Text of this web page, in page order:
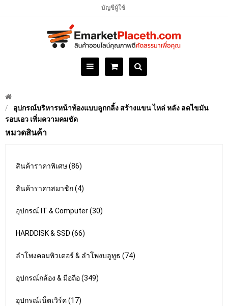
บัญชีผู้ใช้
อุปกรณ์บริหารหน้าท้องแบบลูกกลิ้ง สร้างแขน ไหล่ หลัง ลดไขมัน
รอบเอว เพิ่มความคมชัด
หมวดสินค้า
สินค้าราคาพิเศษ (86)
สินค้าราคาสมาชิก (4)
อุปกรณ์ IT & Computer (30)
HARDDISK & SSD (66)
ลำโพงคอมพิวเตอร์ & ลำโพงบลูทูธ (74)
อุปกรณ์กล้อง & มือถือ (349)
อุปกรณ์เน็ตเวิร์ค (17)